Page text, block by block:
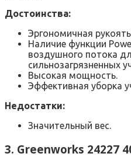
Достоинства:
Эргономичная
Наличие функции
воздушного потока
сильнозагрязненных
Высокая мощность.
Эффективная уборка
Недостатки:
Значительный вес.
3. Greenworks 24227